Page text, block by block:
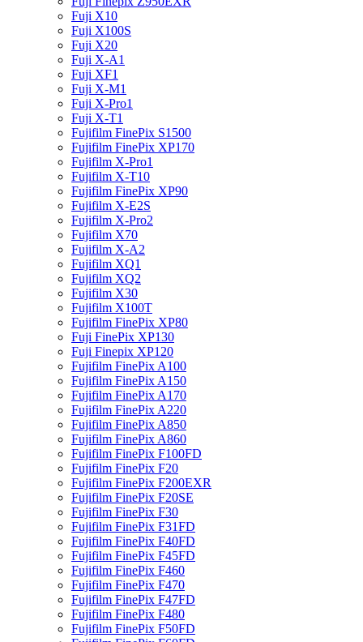
Fuji X10
Fuji X100S
Fuji X20
Fuji X-A1
Fuji XF1
Fuji X-M1
Fuji X-Pro1
Fuji X-T1
Fujifilm FinePix S1500
Fujifilm FinePix XP170
Fujifilm X-Pro1
Fujifilm X-T10
Fujifilm FinePix XP90
Fujifilm X-E2S
Fujifilm X-Pro2
Fujifilm X70
Fujifilm X-A2
Fujifilm XQ1
Fujifilm XQ2
Fujifilm X30
Fujifilm X100T
Fujifilm FinePix XP80
Fuji FinePix XP130
Fuji Finepix XP120
Fujifilm FinePix A100
Fujifilm FinePix A150
Fujifilm FinePix A170
Fujifilm FinePix A220
Fujifilm FinePix A850
Fujifilm FinePix A860
Fujifilm FinePix F100FD
Fujifilm FinePix F20
Fujifilm FinePix F200EXR
Fujifilm FinePix F20SE
Fujifilm FinePix F30
Fujifilm FinePix F31FD
Fujifilm FinePix F40FD
Fujifilm FinePix F45FD
Fujifilm FinePix F460
Fujifilm FinePix F470
Fujifilm FinePix F47FD
Fujifilm FinePix F480
Fujifilm FinePix F50FD